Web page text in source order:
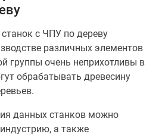
с ЧПУ по дереву
различных элементов
группы очень неприхотливы в
обрабатывать древесину
данных станков можно
а также